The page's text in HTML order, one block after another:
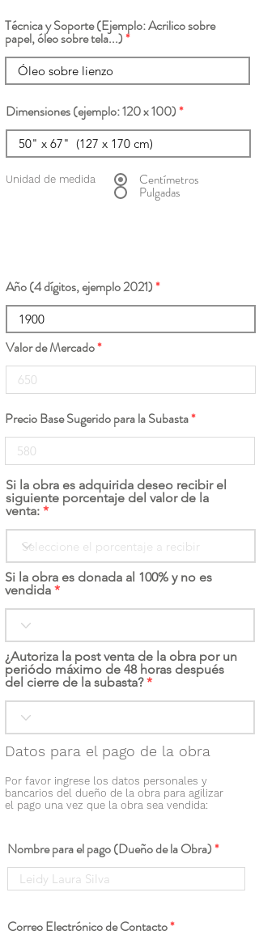
Técnica y Soporte (Ejemplo: Acrilico sobre
papel, óleo sobre tela...)
Dimensiones (ejemplo: 120 x 100)
Unidad de medida Centímetros
Pulgadas
Año (4 dígitos, ejemplo 2021)
Valor de Mercado
Precio Base Sugerido para la Subasta
Si la obra es adquirida deseo recibir el
siguiente porcentaje del valor de la
venta:
Si la obra es donada al 100% y no es
vendida
¿Autoriza la post venta de la obra por un
periódo máximo de 48 horas después
del cierre de la subasta?
Datos para el pago de la obra
Por favor ingrese los datos personales y
bancarios del dueño de la obra para agilizar
el pago una vez que la obra sea vendida:
Nombre para el pago (Dueño de la Obra)
Correo Electrónico de Contacto